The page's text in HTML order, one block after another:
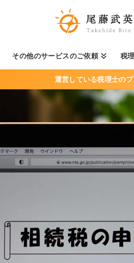
その他のサービスのご依頼 税
運営している税理士の